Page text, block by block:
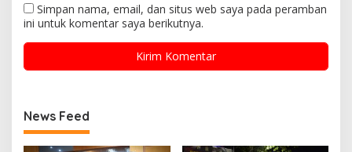
Simpan nama, email, dan situs web saya pada peramban
ini untuk komentar saya berikutnya.
News Feed